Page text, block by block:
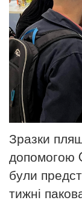
Зразки
допомогою
були
тижні